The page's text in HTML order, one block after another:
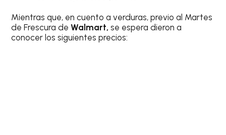
Mientras que, en cuento a verduras, previo al Martes
de Frescura deWalmart,se espera dieron a
conocer los siguientes precios: